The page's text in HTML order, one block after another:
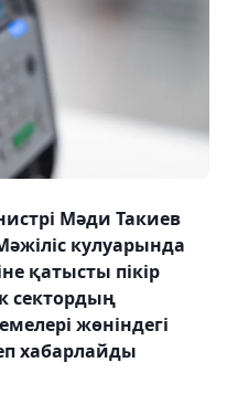
Мәди Такиев
кулуарында
қатысты пікір
сектордың
жөніндегі
хабарлайды